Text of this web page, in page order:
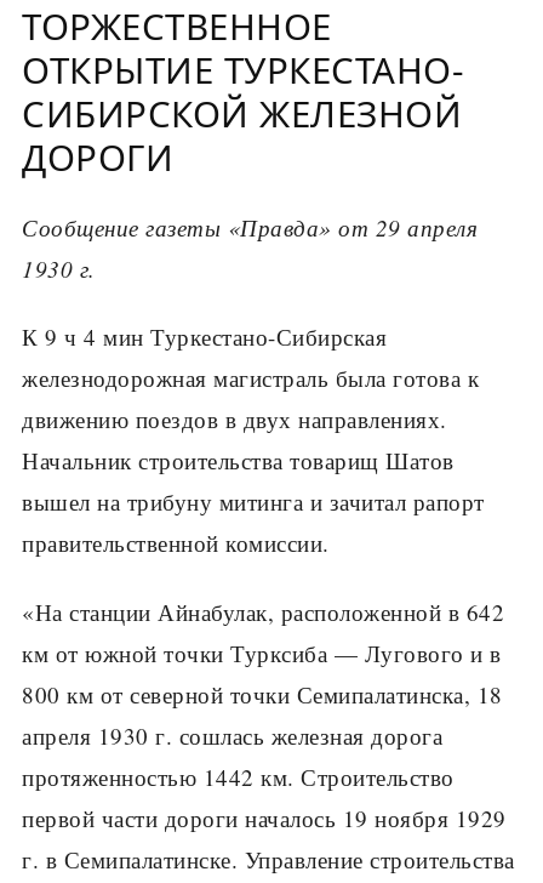
ТОРЖЕСТВЕННОЕ
ОТКРЫТИЕ ТУРКЕСТАНО-
СИБИРСКОЙ ЖЕЛЕЗНОЙ
ДОРОГИ
Сообщение газеты «Правда» от 29 апреля
1930 г.
К 9 ч 4 мин Туркестано-Сибирская
железнодорожная магистраль была готова к
движению поездов в двух направлениях.
Начальник строительства товарищ Шатов
вышел на трибуну митинга и зачитал рапорт
правительственной комиссии.
«На станции Айнабулак, расположенной в 642
км от южной точки Турксиба — Лугового и в
800 км от северной точки Семипалатинска, 18
апреля 1930 г. сошлась железная дорога
протяженностью 1442 км. Строительство
первой части дороги началось 19 ноября 1929
г. в Семипалатинске. Управление строительства